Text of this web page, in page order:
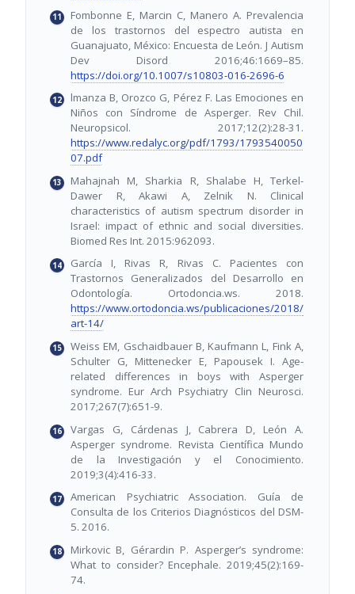
Fombonne E, Marcin C, Manero A. Prevalencia
de los trastornos del espectro autista en
Guanajuato, México: Encuesta de León. J Autism
Dev Disord 2016;46:1669–85.
https://doi.org/10.1007/s10803-016-2696-6
lmanza B, Orozco G, Pérez F. Las Emociones en
Niños con Síndrome de Asperger. Rev Chil.
Neuropsicol. 2017;12(2):28-31.
https://www.redalyc.org/pdf/1793/1793540050
07.pdf
Mahajnah M, Sharkia R, Shalabe H, Terkel-
Dawer R, Akawi A, Zelnik N. Clinical
characteristics of autism spectrum disorder in
Israel: impact of ethnic and social diversities.
Biomed Res Int. 2015:962093.
García I, Rivas R, Rivas C. Pacientes con
Trastornos Generalizados del Desarrollo en
Odontología. Ortodoncia.ws. 2018.
https://www.ortodoncia.ws/publicaciones/2018/
art-14/
Weiss EM, Gschaidbauer B, Kaufmann L, Fink A,
Schulter G, Mittenecker E, Papousek I. Age-
related differences in boys with Asperger
syndrome. Eur Arch Psychiatry Clin Neurosci.
2017;267(7):651-9.
Vargas G, Cárdenas J, Cabrera D, León A.
Asperger syndrome. Revista Científica Mundo
de la Investigación y el Conocimiento.
2019;3(4):416-33.
American Psychiatric Association. Guía de
Consulta de los Criterios Diagnósticos del DSM-
5. 2016.
Mirkovic B, Gérardin P. Asperger’s syndrome:
What to consider? Encephale. 2019;45(2):169-
74.